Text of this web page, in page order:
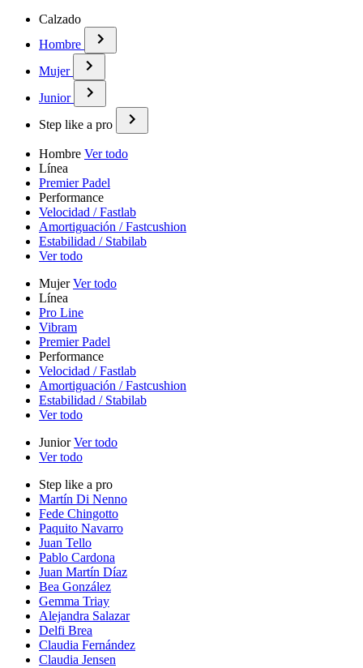
Calzado
Hombre
Mujer
Junior
Step like a pro
Hombre Ver todo
Línea
Premier Padel
Performance
Velocidad / Fastlab
Amortiguación / Fastcushion
Estabilidad / Stabilab
Ver todo
MujerVer todo
Línea
Pro Line
Vibram
Premier Padel
Performance
Velocidad / Fastlab
Amortiguación / Fastcushion
Estabilidad / Stabilab
Ver todo
JuniorVer todo
Ver todo
Step like a pro
Martín Di Nenno
Fede Chingotto
Paquito Navarro
Juan Tello
Pablo Cardona
Juan Martín Díaz
Bea González
Gemma Triay
Alejandra Salazar
Delfi Brea
Claudia Fernández
Claudia Jensen